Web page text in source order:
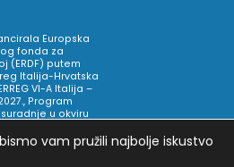
Europska
fonda za
(ERDF) putem
Italija-Hrvatska
VI-A Italija –
Program
u okviru
vam pružili najbolje iskustvo